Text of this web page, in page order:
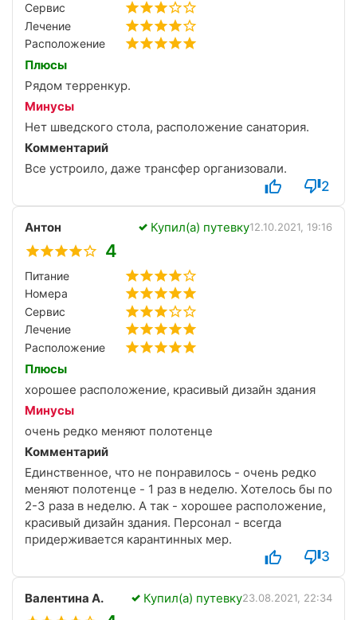
Сервис
Лечение
Расположение
Плюсы
Рядом терренкур.
Минусы
Нет шведского стола, расположение санатория.
Комментарий
Все устроило, даже трансфер организовали.
2
Антон Купил(а) путевку12.10.2021, 19:16
4
Питание
Номера
Сервис
Лечение
Расположение
Плюсы
хорошее расположение, красивый дизайн здания
Минусы
очень редко меняют полотенце
Комментарий
Единственное, что не понравилось - очень редко
меняют полотенце - 1 раз в неделю. Хотелось бы по
2-3 раза в неделю. А так - хорошее расположение,
красивый дизайн здания. Персонал - всегда
придерживается карантинных мер.
3
Валентина А. Купил(а) путевку23.08.2021, 22:34